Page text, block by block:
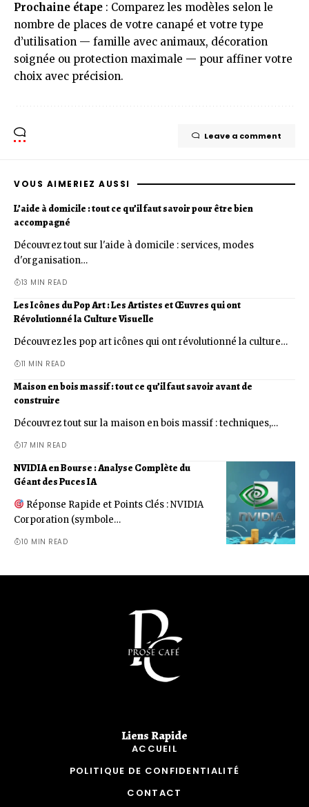
Prochaine étape : Comparez les modèles selon le
nombre de places de votre canapé et votre type
d’utilisation — famille avec animaux, décoration
soignée ou protection maximale — pour affiner votre
choix avec précision.
Leave a comment
VOUS AIMERIEZ AUSSI
L’aide à domicile : tout ce qu’il faut savoir pour être bien
accompagné
Découvrez tout sur l'aide à domicile : services, modes
d'organisation…
13 MIN READ
Les Icônes du Pop Art : Les Artistes et Œuvres qui ont
Révolutionné la Culture Visuelle
Découvrez les pop art icônes qui ont révolutionné la culture…
11 MIN READ
Maison en bois massif : tout ce qu’il faut savoir avant de
construire
Découvrez tout sur la maison en bois massif : techniques,…
17 MIN READ
NVIDIA en Bourse : Analyse Complète du
Géant des Puces IA
Réponse Rapide et Points Clés : NVIDIA
Corporation (symbole…
10 MIN READ
Liens Rapide​
ACCUEIL
POLITIQUE DE CONFIDENTIALITÉ
CONTACT